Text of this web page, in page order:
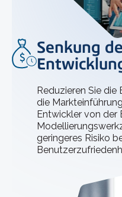
Senkung
Reduzieren Sie
die
Entwickler von der
geringeres Risiko